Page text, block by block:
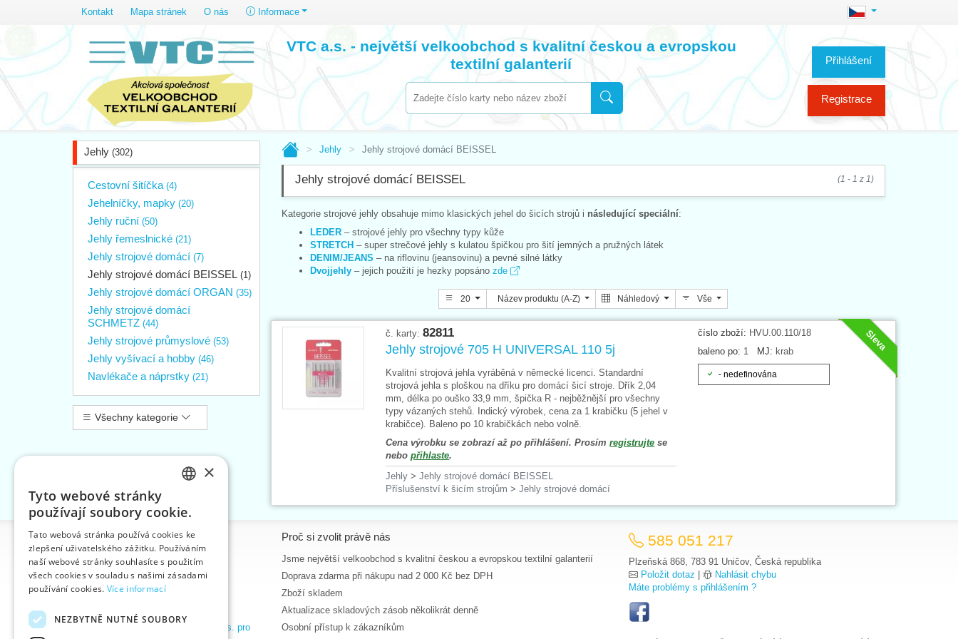
Kontakt Mapa stránek O nás Informace
Přihlášení
Registrace
VTC a.s. - největší velkoobchod s kvalitní českou a evropskou
textilní galanterií
Jehly (302)
Cestovní šitíčka (4)
Jehelníčky, mapky (20)
Jehly ruční (50)
Jehly řemeslnické (21)
Jehly strojové domácí (7)
Jehly strojové domácí BEISSEL (1)
Jehly strojové domácí ORGAN (35)
Jehly strojové domácí
SCHMETZ (44)
Jehly strojové průmyslové (53)
Jehly vyšívací a hobby (46)
Navlékače a náprstky (21)
Všechny kategorie
Jehly Jehly strojové domácí BEISSEL
Jehly strojové domácí BEISSEL (1 - 1 z 1)
Kategorie strojové jehly obsahuje mimo klasických jehel do šicích strojů i následující speciální:
LEDER– strojové jehly pro všechny typy kůže
STRETCH – super strečové jehly s kulatou špičkou pro šití jemných a pružných látek
DENIM/JEANS – na riflovinu (jeansovinu) a pevné silné látky
Dvojjehly– jejich použití je hezky popsáno zde
20 Název produktu (A-Z) Náhledový Vše
Sleva
číslo zboží: HVU.00.110/18
baleno po: 1 MJ: krab
- nedefinována
č. karty:82811
Jehly strojové 705 H UNIVERSAL 110 5j
Kvalitní strojová jehla vyráběná v německé licenci. Standardní
strojová jehla s ploškou na dříku pro domácí šicí stroje. Dřík 2,04
mm, délka po ouško 33,9 mm, špička R - nejběžnější pro všechny
typy vázaných stehů. Indický výrobek, cena za 1 krabičku (5 jehel v
krabičce). Baleno po 10 krabičkách nebo volně.
Cena výrobku se zobrazí až po přihlášení. Prosímregistrujte se
nebopřihlaste.
Jehly >Jehly strojové domácí BEISSEL
Příslušenství k šicím strojům >Jehly strojové domácí
Informace
Úvodní strana
Kontakt
Mapa stránek
Obchodní podmínky e-shopu VTC, a.s. pro
Proč si zvolit právě nás
Jsme největší velkoobchod s kvalitní českou a evropskou textilní galanterií
Doprava zdarma při nákupu nad 2 000 Kč bez DPH
Zboží skladem
Aktualizace skladových zásob několikrát denně
Osobní přístup k zákazníkům
585 051 217
Plzeňská 868, 783 91 Uničov, Česká republika
Položit dotaz
Nahlásit chybu
Máte problémy s přihlášením ?
ENGLISH
GERMAN
×
Tyto webové stránky
používají soubory cookie.
Tato webová stránka používá cookies ke
zlepšení uživatelského zážitku. Používáním
naší webové stránky souhlasíte s použitím
všech cookies v souladu s našimi zásadami
používání cookies. Více informací
NEZBYTNĚ NUTNÉ SOUBORY